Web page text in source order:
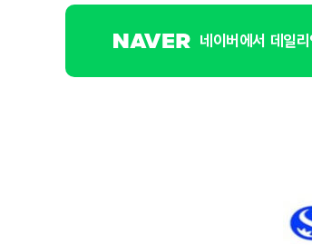
네이버에서 데일